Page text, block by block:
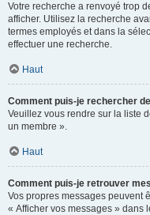
Votre recherche a renvoyé trop
afficher. Utilisez la recherche
termes employés et dans la
effectuer une recherche.
Haut
Comment puis-je rechercher
Veuillez vous rendre sur la liste
un membre ».
Haut
Comment puis-je retrouver
Vos propres messages peuvent
« Afficher vos messages » dans